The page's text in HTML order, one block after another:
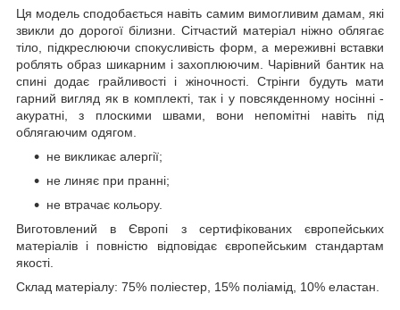
Ця модель сподобається навіть самим вимогливим дамам, які
звикли до дорогої білизни. Сітчастий матеріал ніжно облягає
тіло, підкреслюючи спокусливість форм, а мереживні вставки
роблять образ шикарним і захоплюючим. Чарівний бантик на
спині додає грайливості і жіночності. Стрінги будуть мати
гарний вигляд як в комплекті, так і у повсякденному носінні -
акуратні, з плоскими швами, вони непомітні навіть під
облягаючим одягом.
не викликає алергії;
не линяє при пранні;
не втрачає кольору.
Виготовлений в Європі з сертифікованих європейських
матеріалів і повністю відповідає європейським стандартам
якості.
Склад матеріалу: 75% поліестер, 15% поліамід, 10% еластан.